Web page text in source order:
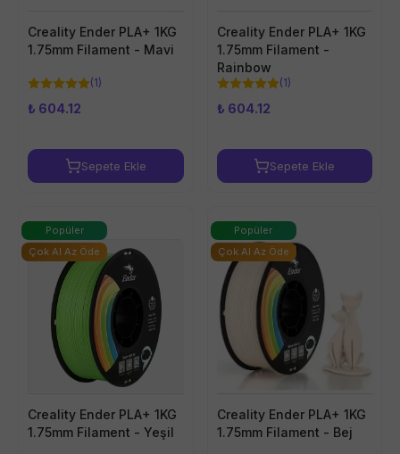
Creality Ender PLA+ 1KG
1.75mm Filament - Mavi
(1)
₺ 604.12
Sepete Ekle
Creality Ender PLA+ 1KG
1.75mm Filament -
Rainbow
(1)
₺ 604.12
Sepete Ekle
Creality Ender PLA+ 1KG
1.75mm Filament - Yeşil
Popüler
Çok Al Az Öde
Creality Ender PLA+ 1KG
1.75mm Filament - Bej
Popüler
Çok Al Az Öde